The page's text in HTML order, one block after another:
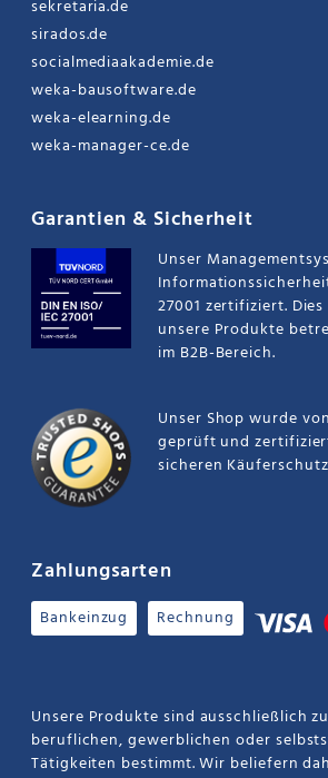
sekretaria.de
sirados.de
socialmediaakademie.de
weka-bausoftware.de
weka-elearning.de
weka-manager-ce.de
Garantien & Sicherheit
Unser
27001 zertifiziert.
unsere Produkte
im B2B-Bereich.
Unser Shop wurde
geprüft und
sicheren
Zahlungsarten
Bankeinzug Rechnung
Unsere Produkte sind ausschließlich
beruflichen, gewerblichen oder
Tätigkeiten bestimmt. Wir beliefern